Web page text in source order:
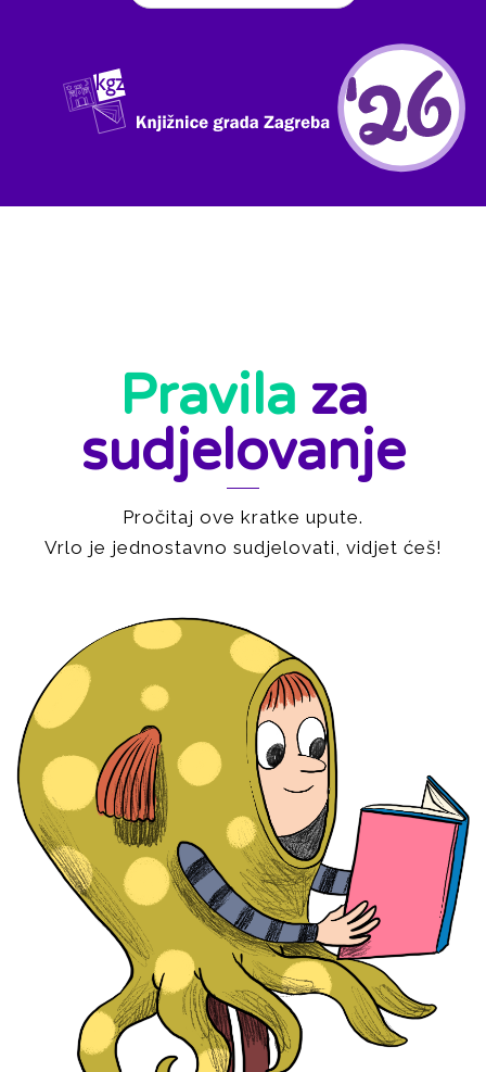
Pravila za
sudjelovanje
Pročitaj ove kratke upute.
Vrlo je jednostavno sudjelovati, vidjet ćeš!